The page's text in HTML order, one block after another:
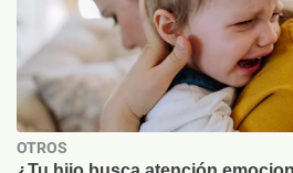
OTROS